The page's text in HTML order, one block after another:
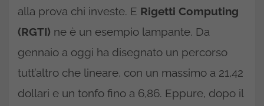
alla prova chi investe. E Rigetti Computing
(RGTI) ne è un esempio lampante. Da
gennaio a oggi ha disegnato un percorso
tutt’altro che lineare, con un massimo a 21,42
dollari e un tonfo fino a 6,86. Eppure, dopo il